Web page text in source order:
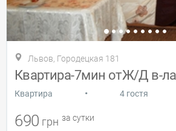
Львов, Городецкая 181
Квартира • 4 гостя
690 грн за сутки